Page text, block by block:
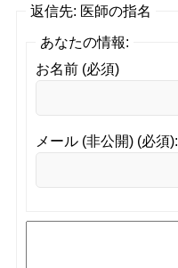
返信先: 医師の指名
あなたの情報:
お名前 (必須)
メール (非公開) (必須):